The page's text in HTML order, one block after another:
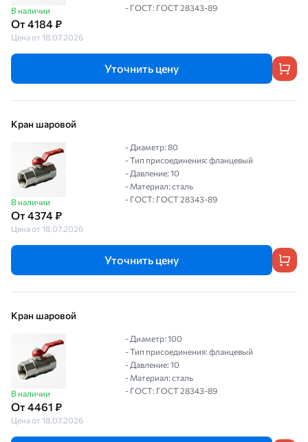
В наличии
От 4184 ₽
Цена от 18.07.2026
- ГОСТ: ГОСТ 28343-89
Уточнить цену
Кран шаровой
В наличии
От 4374 ₽
Цена от 18.07.2026
- Диаметр: 80
- Тип присоединения: фланцевый
- Давление: 10
- Материал: сталь
- ГОСТ: ГОСТ 28343-89
Уточнить цену
Кран шаровой
В наличии
От 4461 ₽
Цена от 18.07.2026
- Диаметр: 100
- Тип присоединения: фланцевый
- Давление: 10
- Материал: сталь
- ГОСТ: ГОСТ 28343-89